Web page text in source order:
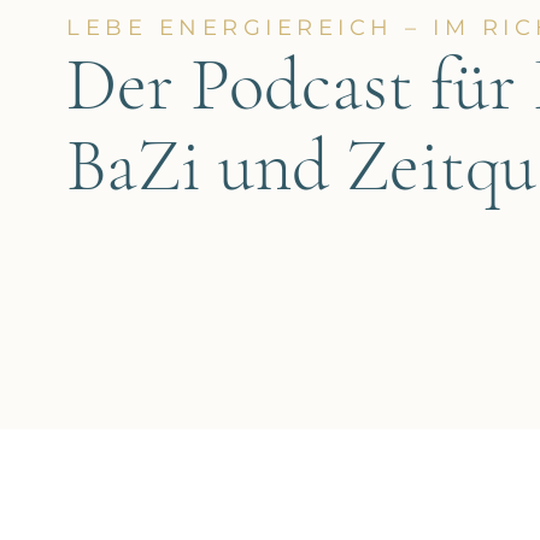
Töchter ohnehin zusammen in
einem Zimmer schlafen und ich
ein Arbeitszimmer brauch
LEBE ENERGIEREICH – IM
Der Podcast für
BaZi und